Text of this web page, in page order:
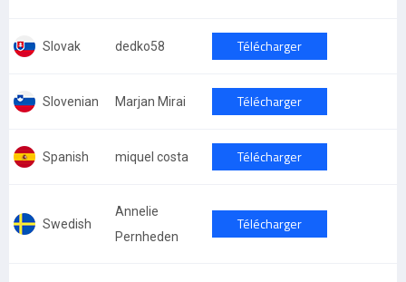
Slovak dedko58 Télécharger
Slovenian Marjan Mirai Télécharger
Spanish miquel costa Télécharger
Swedish
Annelie
Pernheden
Télécharger